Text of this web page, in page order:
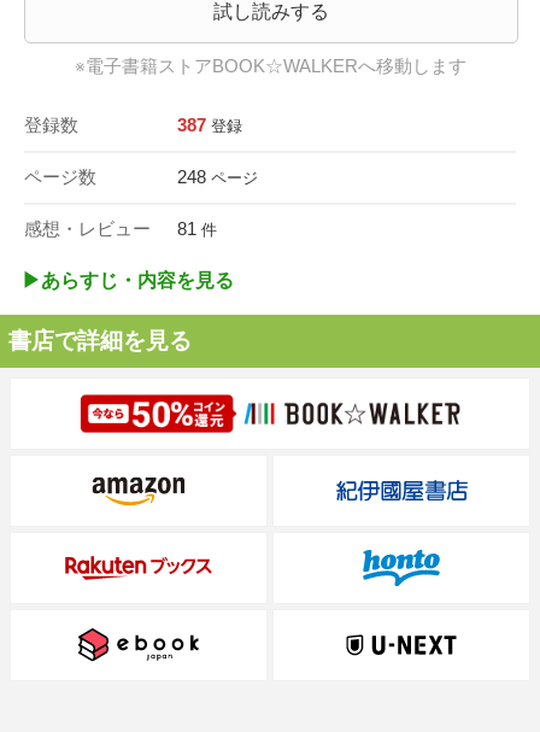
試し読みする
※電子書籍ストアBOOK☆WALKERへ移動します
登録数 387 登録
ページ数 248 ページ
感想・レビュー 81 件
▶︎あらすじ・内容を見る
書店で詳細を見る